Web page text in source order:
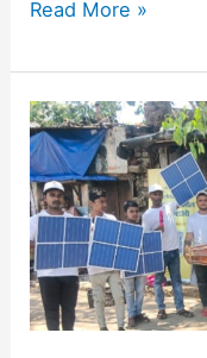
हजारों
की
मौजूदगी
में
संभाला
दायित्व
Read More »
पीएम
सूर्य
घर:
मुफ्त
बिजली
योजना
के